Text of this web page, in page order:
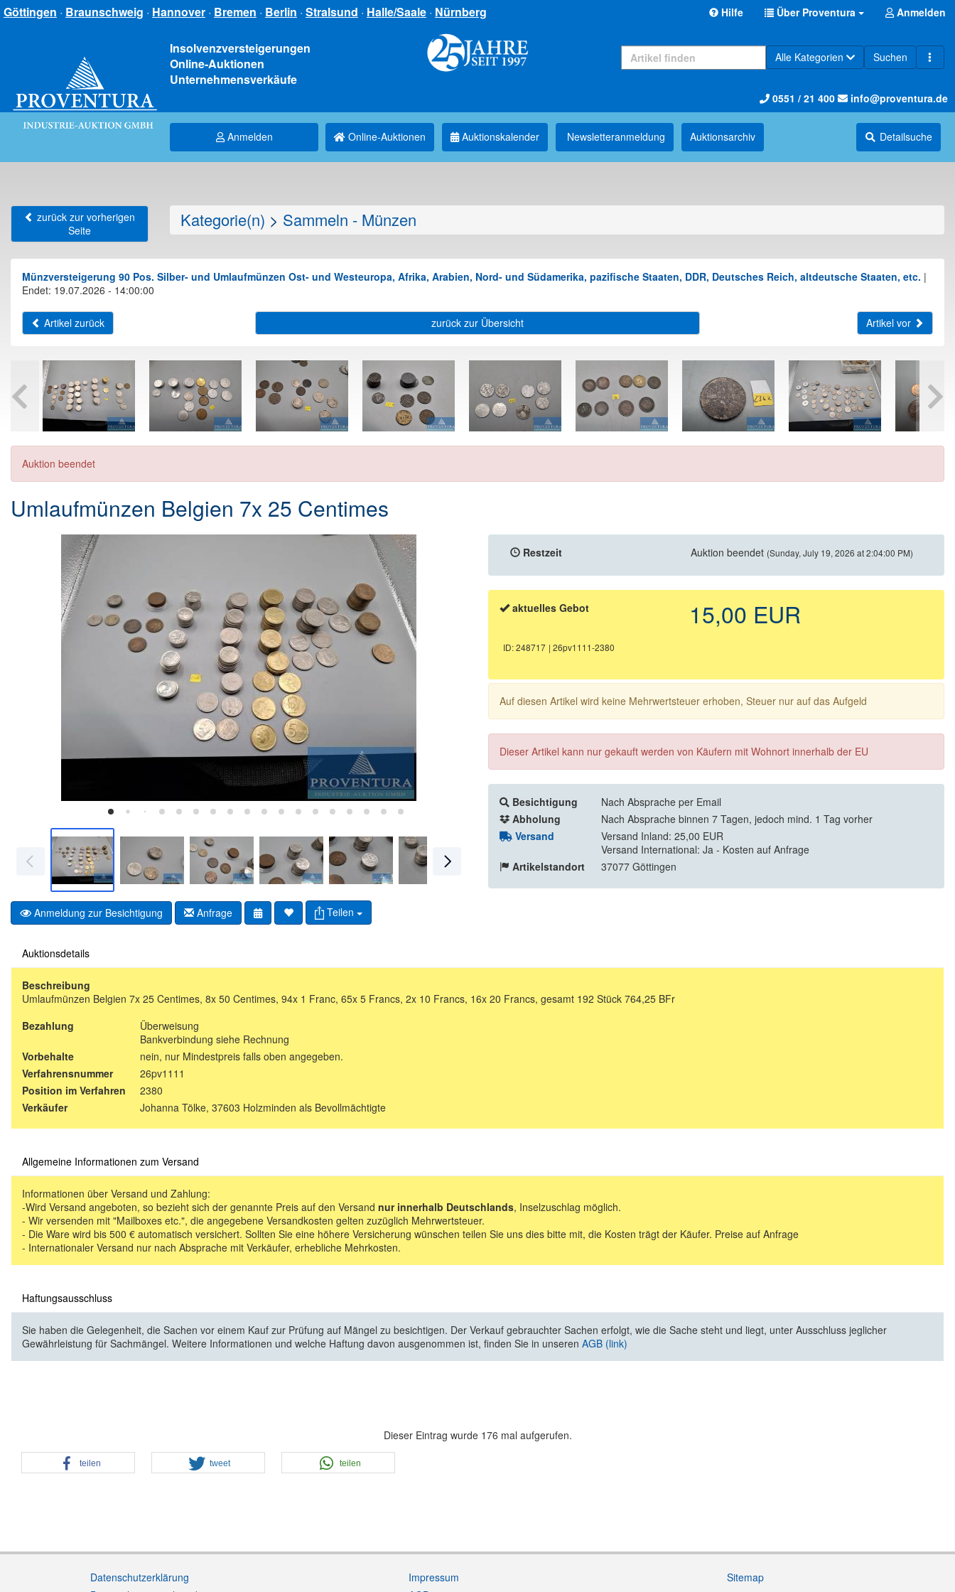
Göttingen · Braunschweig · Hannover · Bremen · Berlin · Stralsund · Halle/Saale · Nürnberg Hilfe Über Proventura Anmelden
Insolvenzversteigerungen
Online-Auktionen
Unternehmensverkäufe
Alle Kategorien Suchen
0551 / 21 400 info@proventura.de
Anmelden Online-Auktionen Auktionskalender Newsletter­anmeldung Auktions­archiv Detailsuche
zurück zur vorherigen
Seite
Kategorie(n) > Sammeln - Münzen
Münzversteigerung 90 Pos. Silber- und Umlaufmünzen Ost- und Westeuropa, Afrika, Arabien, Nord- und Südamerika, pazifische Staaten, DDR, Deutsches Reich, altdeutsche Staaten, etc. |
Endet: 19.07.2026 - 14:00:00
Artikel zurück zurück zur Übersicht Artikel vor
Auktion beendet
Umlaufmünzen Belgien 7x 25 Centimes
Anmeldung zur Besichtigung Anfrage Teilen
Restzeit Auktion beendet (Sunday, July 19, 2026 at 2:04:00 PM)
aktuelles Gebot 15,00 EUR
ID: 248717 | 26pv1111-2380
Auf diesen Artikel wird keine Mehrwertsteuer erhoben, Steuer nur auf das Aufgeld
Dieser Artikel kann nur gekauft werden von Käufern mit Wohnort innerhalb der EU
Besichtigung
Nach Absprache per Email
Abholung
Nach Absprache binnen 7 Tagen, jedoch mind. 1 Tag vorher
Versand
Versand Inland: 25,00 EUR
Versand International: Ja - Kosten auf Anfrage
Artikelstandort
37077 Göttingen
Auktionsdetails
Beschreibung
Umlaufmünzen Belgien 7x 25 Centimes, 8x 50 Centimes, 94x 1 Franc, 65x 5 Francs, 2x 10 Francs, 16x 20 Francs, gesamt 192 Stück 764,25 BFr
Bezahlung
Überweisung
Bankverbindung siehe Rechnung
Vorbehalte
nein, nur Mindestpreis falls oben angegeben.
Verfahrensnummer
26pv1111
Position im Verfahren
2380
Verkäufer
Johanna Tölke, 37603 Holzminden als Bevollmächtigte
Allgemeine Informationen zum Versand
Informationen über Versand und Zahlung:
-Wird Versand angeboten, so bezieht sich der genannte Preis auf den Versand nur innerhalb Deutschlands, Inselzuschlag möglich.
- Wir versenden mit "Mailboxes etc.", die angegebene Versandkosten gelten zuzüglich Mehrwertsteuer.
- Die Ware wird bis 500 € automatisch versichert. Sollten Sie eine höhere Versicherung wünschen teilen Sie uns dies bitte mit, die Kosten trägt der Käufer. Preise auf Anfrage
- Internationaler Versand nur nach Absprache mit Verkäufer, erhebliche Mehrkosten.
Haftungsausschluss
Sie haben die Gelegenheit, die Sachen vor einem Kauf zur Prüfung auf Mängel zu besichtigen. Der Verkauf gebrauchter Sachen erfolgt, wie die Sache steht und liegt, unter Ausschluss jeglicher
Gewährleistung für Sachmängel. Weitere Informationen und welche Haftung davon ausgenommen ist, finden Sie in unseren AGB (link)
Dieser Eintrag wurde 176 mal aufgerufen.
teilen tweet teilen
Datenschutzerklärung
Impressum
Sitemap